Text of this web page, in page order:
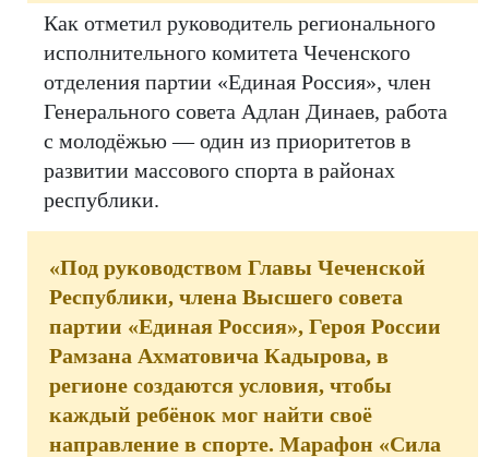
Как отметил руководитель регионального
исполнительного комитета Чеченского
отделения партии «Единая Россия», член
Генерального совета Адлан Динаев, работа
с молодёжью — один из приоритетов в
развитии массового спорта в районах
республики.
«Под руководством Главы Чеченской
Республики, члена Высшего совета
партии «Единая Россия», Героя России
Рамзана Ахматовича Кадырова, в
регионе создаются условия, чтобы
каждый ребёнок мог найти своё
направление в спорте. Марафон «Сила